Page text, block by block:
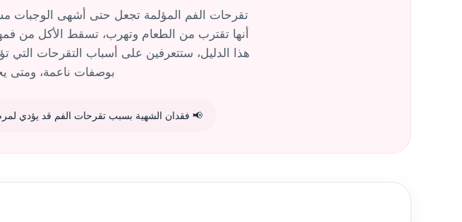
تقرحات الفم المؤلمة تجعل حتى أشهى الوجبات
أنها تقترب من الطعام وتهرب، تسقط الأكل من
هذا الدليل، ستتعرفين على أسباب التقرحات التي
بوصفات ناعمة، ومتى
📢 فقدان الشهية بسبب تقرحات الفم قد يؤدي